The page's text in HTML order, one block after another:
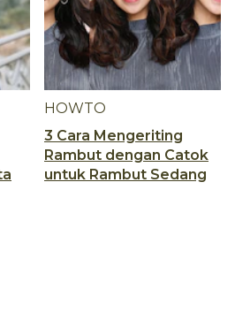
HOWTO
3 Cara Mengeriting
Rambut dengan Catok
untuk Rambut Sedang